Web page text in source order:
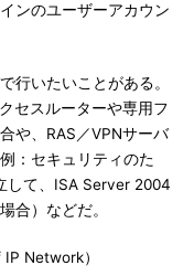
ンのユーザーアカウン
行いたいことがある。
セスルーターや専用フ
や、RAS／VPNサーバ
：セキュリティのた
て、ISA Server 2004
合）などだ。
IP Network）